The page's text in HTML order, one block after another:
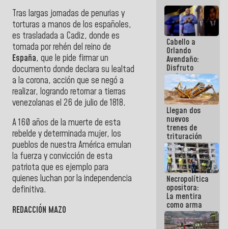
Tras largas jornadas de penurias y
torturas a manos de los españoles,
es trasladada a Cadiz, donde es
tomada por rehén del reino de
España, que le pide firmar un
documento donde declara su lealtad
a la corona, acción que se negó a
realizar, logrando retornar a tierras
venezolanas el 26 de julio de 1818.
A 160 años de la muerte de esta
rebelde y determinada mujer, los
pueblos de nuestra América emulan
la fuerza y convicción de esta
patriota que es ejemplo para
quienes luchan por la independencia
definitiva.
REDACCIÓN MAZO
Cabello a
Orlando
Avendaño:
Disfruto
cada vez
que escribes
porque lo
que haces
es
embarrarla
Llegan dos
nuevos
trenes de
trituración
para
optimizar
manejo de
escombros
en La Guaira
Necropolítica
opositora:
La mentira
como arma
contra el
Pueblo